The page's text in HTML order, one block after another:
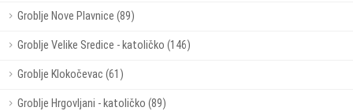
Groblje Nove Plavnice (89)
Groblje Velike Sredice - katoličko (146)
Groblje Klokočevac (61)
Groblje Hrgovljani - katoličko (89)